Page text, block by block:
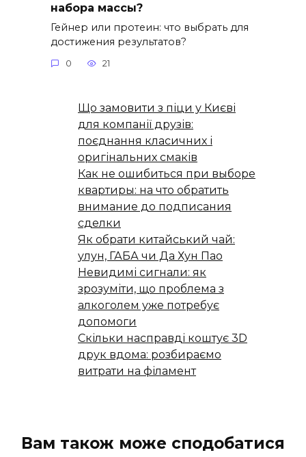
набора массы?
Гейнер или протеин: что выбрать для
достижения результатов?
0 21
Що замовити з піци у Києві
для компанії друзів:
поєднання класичних і
оригінальних смаків
Как не ошибиться при выборе
квартиры: на что обратить
внимание до подписания
сделки
Як обрати китайський чай:
улун, ГАБА чи Да Хун Пао
Невидимі сигнали: як
зрозуміти, що проблема з
алкоголем уже потребує
допомоги
Скільки насправді коштує 3D
друк вдома: розбираємо
витрати на філамент
Вам також може сподобатися